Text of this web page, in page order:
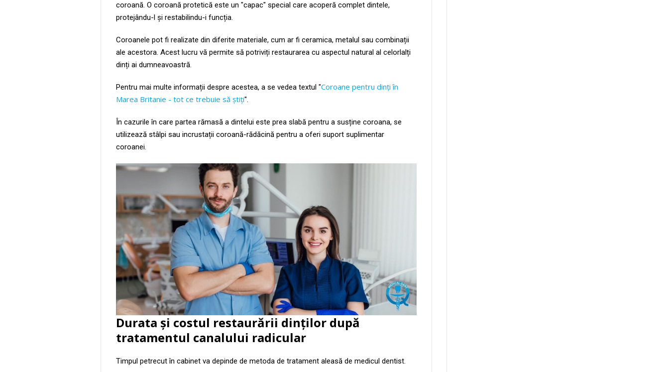
coroană. O coroană protetică este un "capac" special care acoperă complet dintele,
protejându-l și restabilindu-i funcția.
Coroanele pot fi realizate din diferite materiale, cum ar fi ceramica, metalul sau combinații
ale acestora. Acest lucru vă permite să potriviți restaurarea cu aspectul natural al celorlalți
dinți ai dumneavoastră.
Pentru mai multe informații despre acestea, a se vedea textul "Coroane pentru dinți în
Marea Britanie - tot ce trebuie să știți".
În cazurile în care partea rămasă a dintelui este prea slabă pentru a susține coroana, se
utilizează stâlpi sau incrustații coroană-rădăcină pentru a oferi suport suplimentar
coroanei.
Durata și costul restaurării dinților după
tratamentul canalului radicular
Timpul petrecut în cabinet va depinde de metoda de tratament aleasă de medicul dentist.